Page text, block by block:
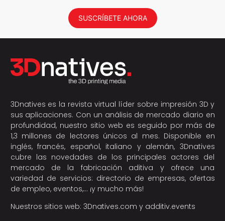
SUSCRÍBETE AHORA
3Dnatives es la revista virtual líder sobre impresión 3D y
sus aplicaciones. Con un análisis de mercado diario en
profundidad, nuestro sitio web es seguido por más de
1,3 millones de lectores únicos al mes. Disponible en
inglés, francés, español, italiano y alemán, 3Dnatives
cubre las novedades de los principales actores del
mercado de la fabricación aditiva y ofrece una
variedad de servicios: directorio de empresas, ofertas
de empleo, eventos,… ¡y mucho más!
Nuestros sitios web: 3Dnatives.com y additiv.events